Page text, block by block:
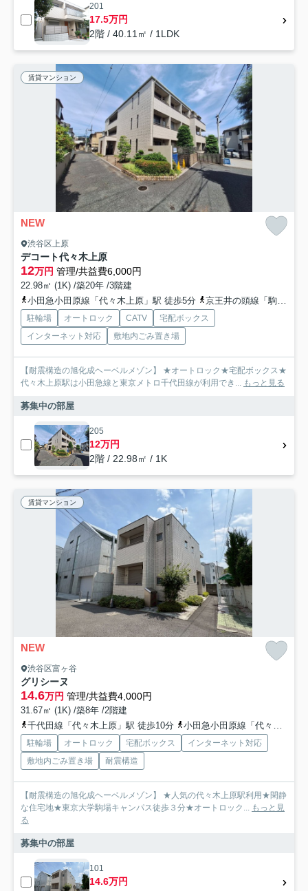
201
17.5万円
2階 / 40.11㎡ / 1LDK
賃貸マンション
NEW
渋谷区上原
デコート代々木上原
12万円 管理/共益費6,000円
22.98㎡ (1K) /築20年 /3階建
小田急小田原線「代々木上原」駅 徒歩5分
京王井の頭線「駒場東大前」駅 徒歩15分
駐輪場 オートロック CATV
宅配ボックス
インターネット対応
敷地内ごみ置き場
【耐震構造の旭化成ヘーベルメゾン】 ★オートロック★宅配ボックス★
代々木上原駅は小田急線と東京メトロ千代田線が利用でき... もっと見る
募集中の部屋
205
12万円
2階 / 22.98㎡ / 1K
賃貸マンション
NEW
渋谷区富ヶ谷
グリシーヌ
14.6万円 管理/共益費4,000円
31.67㎡ (1K) /築8年 /2階建
千代田線「代々木上原」駅 徒歩10分
小田急小田原線「代々木八幡」駅 徒歩12分
駐輪場 オートロック 宅配ボックス
インターネット対応
敷地内ごみ置き場
耐震構造
【耐震構造の旭化成ヘーベルメゾン】 ★人気の代々木上原駅利用★閑静
な住宅地★東京大学駒場キャンパス徒歩３分★オートロック... もっと見
る
募集中の部屋
101
14.6万円